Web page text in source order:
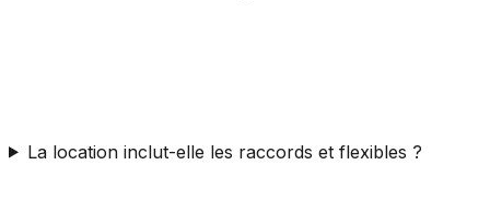
La location inclut-elle les raccords et flexibles ?